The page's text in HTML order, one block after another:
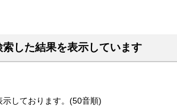
した結果を表示しています
しております。(50音順)